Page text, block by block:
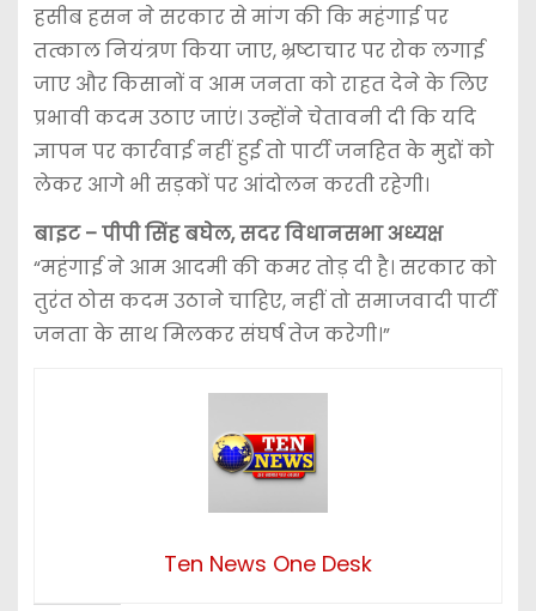
हसीब हसन ने सरकार से मांग की कि महंगाई पर
तत्काल नियंत्रण किया जाए, भ्रष्टाचार पर रोक लगाई
जाए और किसानों व आम जनता को राहत देने के लिए
प्रभावी कदम उठाए जाएं। उन्होंने चेतावनी दी कि यदि
ज्ञापन पर कार्रवाई नहीं हुई तो पार्टी जनहित के मुद्दों को
लेकर आगे भी सड़कों पर आंदोलन करती रहेगी।
बाइट – पीपी सिंह बघेल, सदर विधानसभा अध्यक्ष
“महंगाई ने आम आदमी की कमर तोड़ दी है। सरकार को
तुरंत ठोस कदम उठाने चाहिए, नहीं तो समाजवादी पार्टी
जनता के साथ मिलकर संघर्ष तेज करेगी।”
Ten News One Desk